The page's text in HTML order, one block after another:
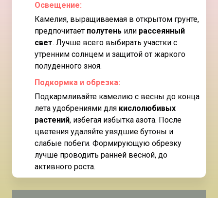
Освещение:
Камелия, выращиваемая в открытом грунте,
предпочитает полутень или рассеянный
свет. Лучше всего выбирать участки с
утренним солнцем и защитой от жаркого
полуденного зноя.
Подкормка и обрезка:
Подкармливайте камелию с весны до конца
лета удобрениями для кислолюбивых
растений, избегая избытка азота. После
цветения удаляйте увядшие бутоны и
слабые побеги. Формирующую обрезку
лучше проводить ранней весной, до
активного роста.